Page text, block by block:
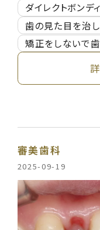
ダイレクトボンデ
歯の見た目を治
矯正をしないで
審美歯科
2025-09-19